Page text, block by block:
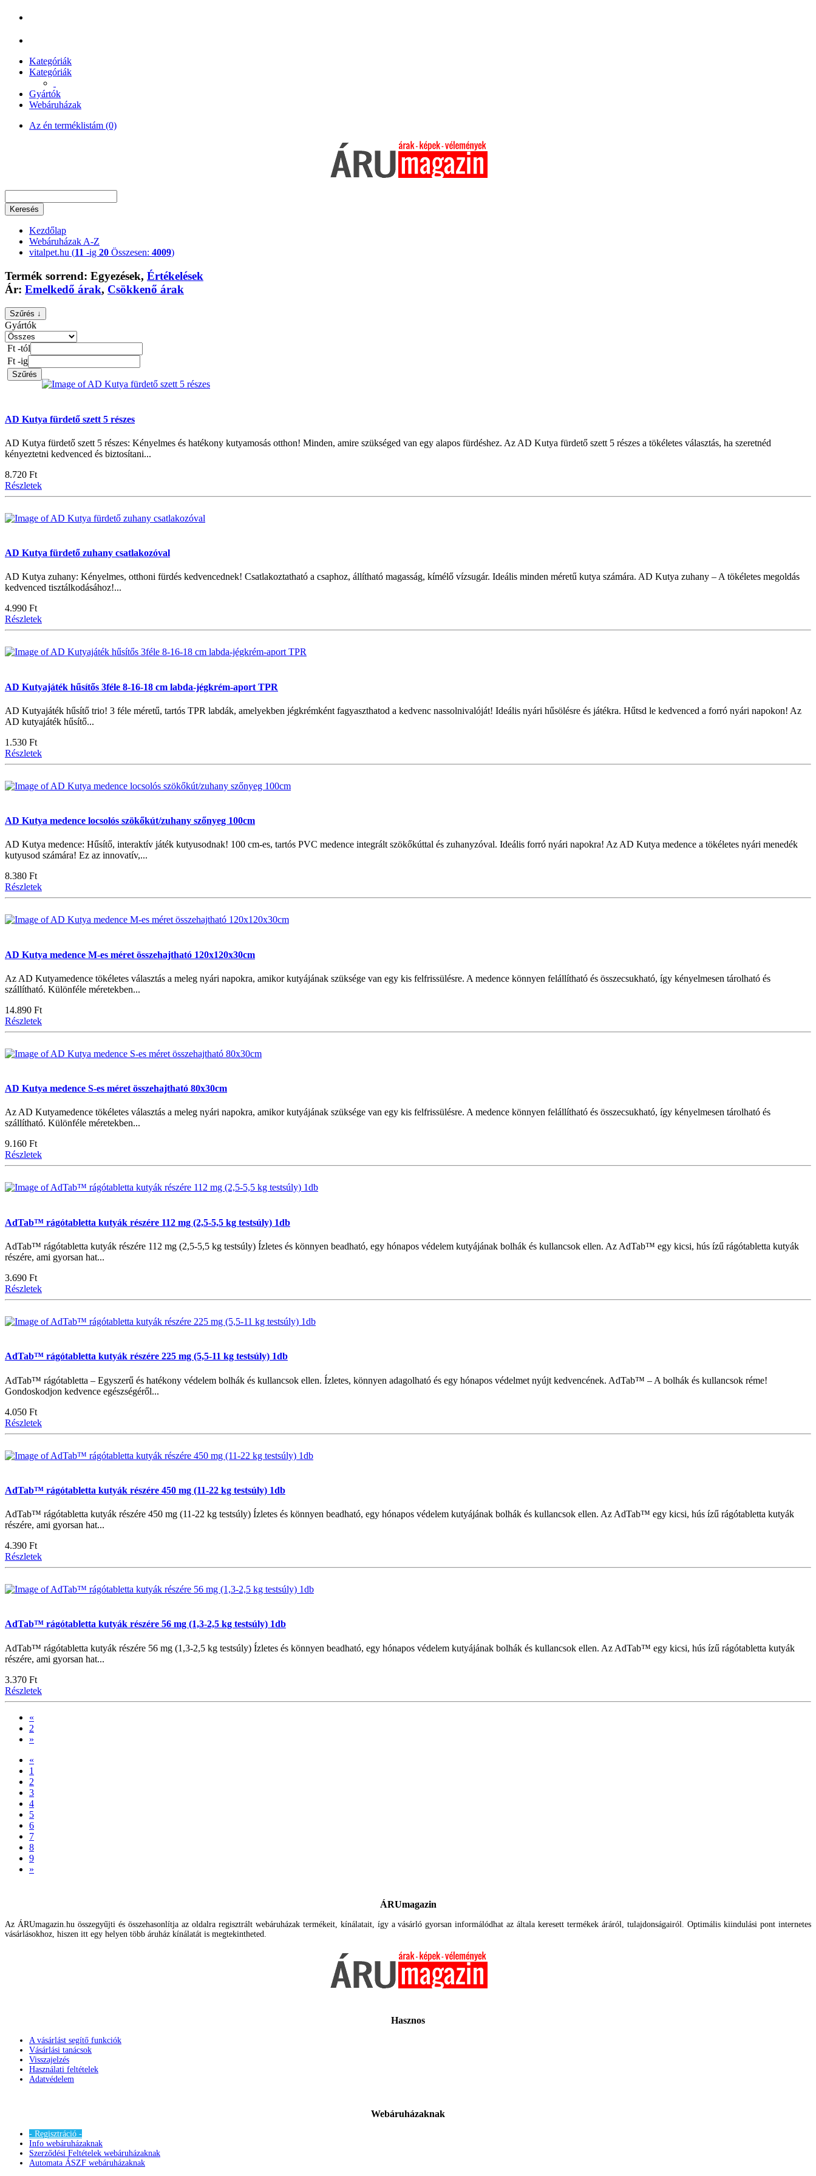
Kategóriák
Kategóriák
Gyártók
Webáruházak
Az én terméklistám (0)
Keresés
Kezdőlap
Webáruházak A-Z
vitalpet.hu (11 -ig 20 Összesen: 4009)
Termék sorrend: Egyezések, Értékelések
Ár: Emelkedő árak, Csökkenő árak
Szűrés ↓
Gyártók
Ft -tól
Ft -ig
Szűrés
AD Kutya fürdető szett 5 részes
AD Kutya fürdető szett 5 részes: Kényelmes és hatékony kutyamosás otthon! Minden, amire szükséged van egy alapos fürdéshez. Az AD Kutya fürdető szett 5 részes a tökéletes választás, ha szeretnéd
kényeztetni kedvenced és biztosítani...
8.720 Ft
Részletek
AD Kutya fürdető zuhany csatlakozóval
AD Kutya zuhany: Kényelmes, otthoni fürdés kedvencednek! Csatlakoztatható a csaphoz, állítható magasság, kímélő vízsugár. Ideális minden méretű kutya számára. AD Kutya zuhany – A tökéletes megoldás
kedvenced tisztálkodásához!...
4.990 Ft
Részletek
AD Kutyajáték hűsítős 3féle 8-16-18 cm labda-jégkrém-aport TPR
AD Kutyajáték hűsítő trio! 3 féle méretű, tartós TPR labdák, amelyekben jégkrémként fagyaszthatod a kedvenc nassolnivalóját! Ideális nyári hűsölésre és játékra. Hűtsd le kedvenced a forró nyári napokon! Az
AD kutyajáték hűsítő...
1.530 Ft
Részletek
AD Kutya medence locsolós szökőkút/zuhany szőnyeg 100cm
AD Kutya medence: Hűsítő, interaktív játék kutyusodnak! 100 cm-es, tartós PVC medence integrált szökőkúttal és zuhanyzóval. Ideális forró nyári napokra! Az AD Kutya medence a tökéletes nyári menedék
kutyusod számára! Ez az innovatív,...
8.380 Ft
Részletek
AD Kutya medence M-es méret összehajtható 120x120x30cm
Az AD Kutyamedence tökéletes választás a meleg nyári napokra, amikor kutyájának szüksége van egy kis felfrissülésre. A medence könnyen felállítható és összecsukható, így kényelmesen tárolható és
szállítható. Különféle méretekben...
14.890 Ft
Részletek
AD Kutya medence S-es méret összehajtható 80x30cm
Az AD Kutyamedence tökéletes választás a meleg nyári napokra, amikor kutyájának szüksége van egy kis felfrissülésre. A medence könnyen felállítható és összecsukható, így kényelmesen tárolható és
szállítható. Különféle méretekben...
9.160 Ft
Részletek
AdTab™ rágótabletta kutyák részére 112 mg (2,5-5,5 kg testsúly) 1db
AdTab™ rágótabletta kutyák részére 112 mg (2,5-5,5 kg testsúly) Ízletes és könnyen beadható, egy hónapos védelem kutyájának bolhák és kullancsok ellen. Az AdTab™ egy kicsi, hús ízű rágótabletta kutyák
részére, ami gyorsan hat...
3.690 Ft
Részletek
AdTab™ rágótabletta kutyák részére 225 mg (5,5-11 kg testsúly) 1db
AdTab™ rágótabletta – Egyszerű és hatékony védelem bolhák és kullancsok ellen. Ízletes, könnyen adagolható és egy hónapos védelmet nyújt kedvencének. AdTab™ – A bolhák és kullancsok réme!
Gondoskodjon kedvence egészségéről...
4.050 Ft
Részletek
AdTab™ rágótabletta kutyák részére 450 mg (11-22 kg testsúly) 1db
AdTab™ rágótabletta kutyák részére 450 mg (11-22 kg testsúly) Ízletes és könnyen beadható, egy hónapos védelem kutyájának bolhák és kullancsok ellen. Az AdTab™ egy kicsi, hús ízű rágótabletta kutyák
részére, ami gyorsan hat...
4.390 Ft
Részletek
AdTab™ rágótabletta kutyák részére 56 mg (1,3-2,5 kg testsúly) 1db
AdTab™ rágótabletta kutyák részére 56 mg (1,3-2,5 kg testsúly) Ízletes és könnyen beadható, egy hónapos védelem kutyájának bolhák és kullancsok ellen. Az AdTab™ egy kicsi, hús ízű rágótabletta kutyák
részére, ami gyorsan hat...
3.370 Ft
Részletek
«
2
»
«
1
2
3
4
5
6
7
8
9
»
ÁRUmagazin
Az ÁRUmagazin.hu összegyűjti és összehasonlítja az oldalra regisztrált webáruházak termékeit, kínálatait, így a vásárló gyorsan informálódhat az általa keresett termékek áráról, tulajdonságairól. Optimális kiindulási pont internetes
vásárlásokhoz, hiszen itt egy helyen több áruház kínálatát is megtekintheted.
Hasznos
A vásárlást segítő funkciók
Vásárlási tanácsok
Visszajelzés
Használati feltételek
Adatvédelem
Webáruházaknak
- Regisztráció -
Info webáruházaknak
Szerződési Feltételek webáruházaknak
Automata ÁSZF webáruházaknak